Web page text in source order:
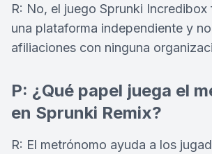
R: No, el juego Sprunki
una plataforma independiente y
afiliaciones con ninguna
P: ¿Qué papel juega el
en Sprunki Remix?
R: El metrónomo ayuda a los